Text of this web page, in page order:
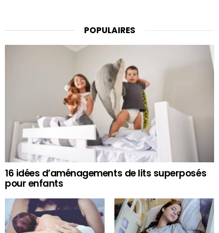
POPULAIRES
16 idées d’aménagements de lits superposés
pour enfants